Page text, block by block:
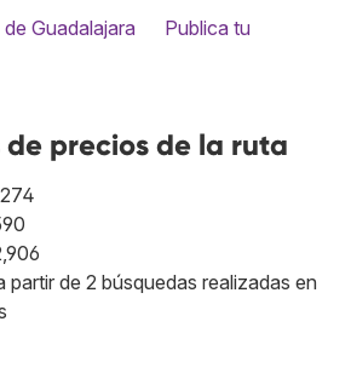
Guadalajara
Publica tu
de precios de la ruta
partir de 2 búsquedas realizadas en